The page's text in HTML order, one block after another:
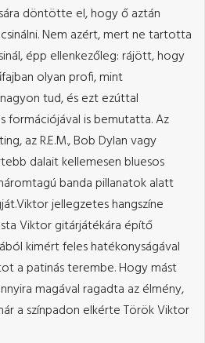
döntötte el, hogy ő aztán
Nem azért, mert ne tartotta
épp ellenkezőleg: rájött, hogy
olyan profi, mint
tud, és ezt ezúttal
formációjával is bemutatta. Az
az R.E.M., Bob Dylan vagy
dalait kellemesen bluesos
banda pillanatok alatt
jellegzetes hangszíne
Viktor gitárjátékára építő
kimért feles hatékonyságával
a patinás terembe. Hogy mást
magával ragadta az élmény,
a színpadon elkérte Török Viktor